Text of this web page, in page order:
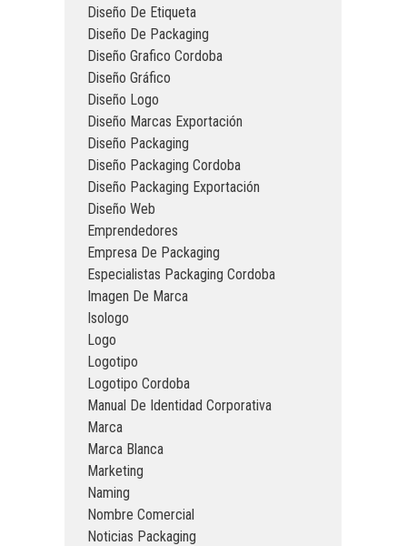
Diseño De Etiqueta
Diseño De Packaging
Diseño Grafico Cordoba
Diseño Gráfico
Diseño Logo
Diseño Marcas Exportación
Diseño Packaging
Diseño Packaging Cordoba
Diseño Packaging Exportación
Diseño Web
Emprendedores
Empresa De Packaging
Especialistas Packaging Cordoba
Imagen De Marca
Isologo
Logo
Logotipo
Logotipo Cordoba
Manual De Identidad Corporativa
Marca
Marca Blanca
Marketing
Naming
Nombre Comercial
Noticias Packaging